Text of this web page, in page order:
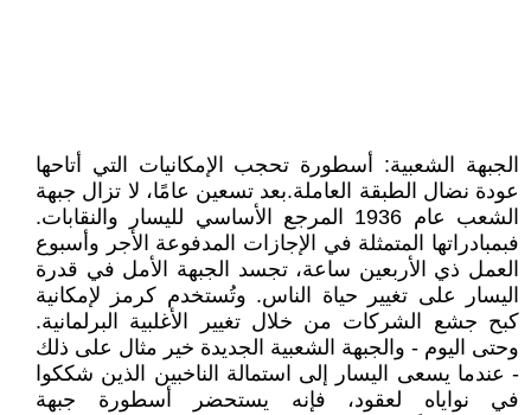
الجبهة الشعبية: أسطورة تحجب الإمكانيات التي أتاحها
عودة نضال الطبقة العاملة.بعد تسعين عامًا، لا تزال جبهة
الشعب عام 1936 المرجع الأساسي لليسار والنقابات.
فبمبادراتها المتمثلة في الإجازات المدفوعة الأجر وأسبوع
العمل ذي الأربعين ساعة، تجسد الجبهة الأمل في قدرة
اليسار على تغيير حياة الناس. وتُستخدم كرمز لإمكانية
كبح جشع الشركات من خلال تغيير الأغلبية البرلمانية.
وحتى اليوم - والجبهة الشعبية الجديدة خير مثال على ذلك
- عندما يسعى اليسار إلى استمالة الناخبين الذين شككوا
في نواياه لعقود، فإنه يستحضر أسطورة جبهة